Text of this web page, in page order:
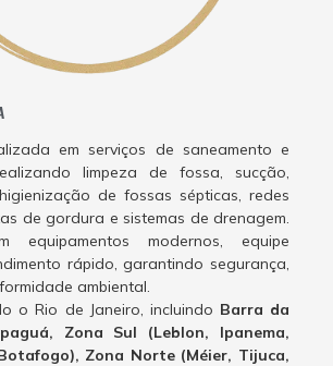
em serviços de saneamento e
limpeza de fossa, sucção,
de fossas sépticas, redes
de gordura e sistemas de drenagem.
equipamentos modernos, equipe
rápido, garantindo segurança,
ambiental.
o Rio de Janeiro, incluindo Barra da
Zona Sul (Leblon, Ipanema,
Zona Norte (Méier, Tijuca,